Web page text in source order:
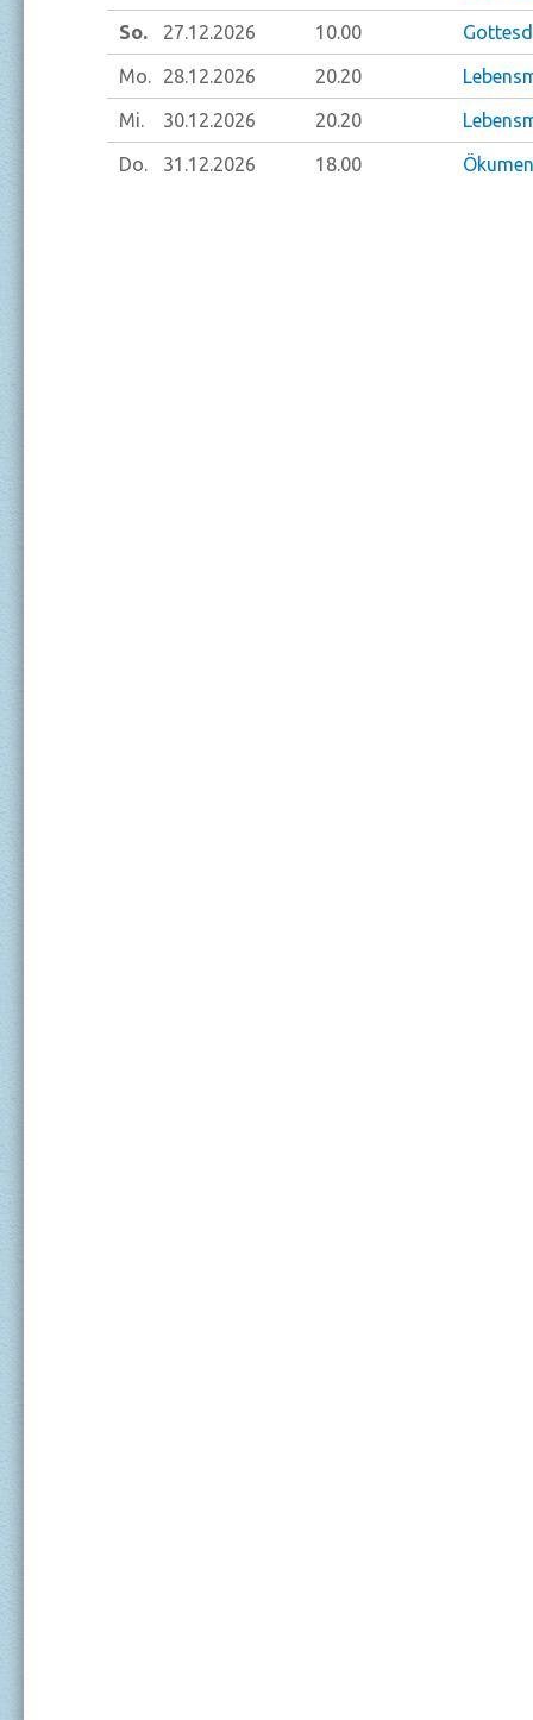
So. 27.12.2026 10.00
Mo. 28.12.2026 20.20
Mi. 30.12.2026 20.20
Do. 31.12.2026 18.00